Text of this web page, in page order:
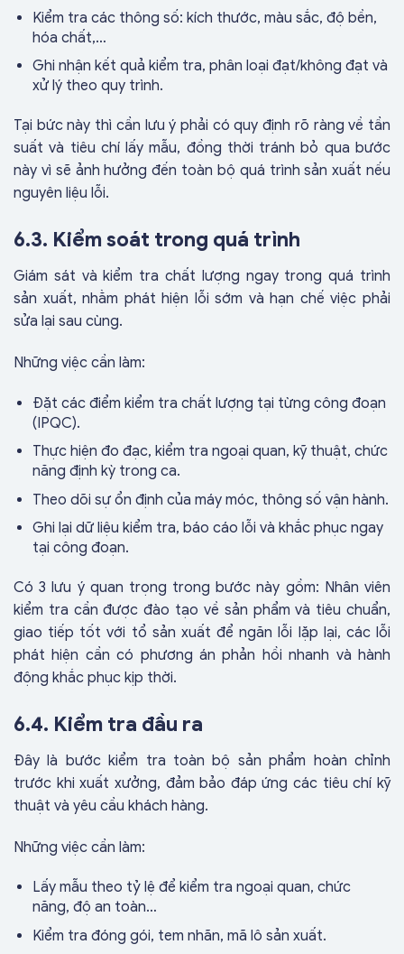
Kiểm tra các thông số: kích thước, màu sắc, độ bền,
hóa chất,…
Ghi nhận kết quả kiểm tra, phân loại đạt/không đạt và
xử lý theo quy trình.
Tại bức này thì cần lưu ý phải có quy định rõ ràng về tần
suất và tiêu chí lấy mẫu, đồng thời tránh bỏ qua bước
này vì sẽ ảnh hưởng đến toàn bộ quá trình sản xuất nếu
nguyên liệu lỗi.
6.3. Kiểm soát trong quá trình
Giám sát và kiểm tra chất lượng ngay trong quá trình
sản xuất, nhằm phát hiện lỗi sớm và hạn chế việc phải
sửa lại sau cùng.
Những việc cần làm:
Đặt các điểm kiểm tra chất lượng tại từng công đoạn
(IPQC).
Thực hiện đo đạc, kiểm tra ngoại quan, kỹ thuật, chức
năng định kỳ trong ca.
Theo dõi sự ổn định của máy móc, thông số vận hành.
Ghi lại dữ liệu kiểm tra, báo cáo lỗi và khắc phục ngay
tại công đoạn.
Có 3 lưu ý quan trọng trong bước này gồm: Nhân viên
kiểm tra cần được đào tạo về sản phẩm và tiêu chuẩn,
giao tiếp tốt với tổ sản xuất để ngăn lỗi lặp lại, các lỗi
phát hiện cần có phương án phản hồi nhanh và hành
động khắc phục kịp thời.
6.4. Kiểm tra đầu ra
Đây là bước kiểm tra toàn bộ sản phẩm hoàn chỉnh
trước khi xuất xưởng, đảm bảo đáp ứng các tiêu chí kỹ
thuật và yêu cầu khách hàng.
Những việc cần làm:
Lấy mẫu theo tỷ lệ để kiểm tra ngoại quan, chức
năng, độ an toàn…
Kiểm tra đóng gói, tem nhãn, mã lô sản xuất.